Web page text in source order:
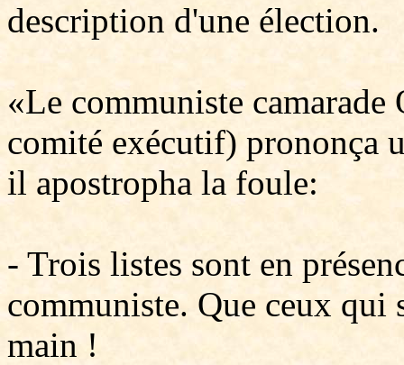
description d'une élection.
«Le communiste
comité exécutif) prononça
il apostropha la foule:
- Trois listes sont en
communiste. Que ceux qui
main !